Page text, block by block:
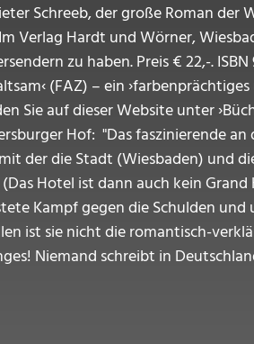
Schreeb, der große Roman
Verlag Hardt und Wörner,
zu haben. Preis € 22,-.
(FAZ) – ein
Sie auf dieser Website unter
Hof: "Das faszinierende
der die Stadt (Wiesbaden) und
Hotel ist dann auch kein
Kampf gegen die Schulden
ist sie nicht die romantisch-
Niemand schreibt in